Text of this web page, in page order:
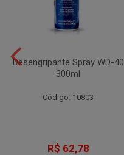
Desengripante Spray WD-40
300ml
Código: 10803
R$ 62,78